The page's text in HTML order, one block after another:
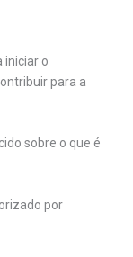
iniciar o
para a
sobre o que é
por